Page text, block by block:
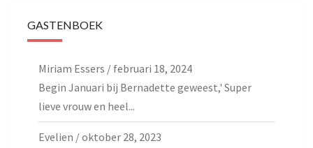
GASTENBOEK
Miriam Essers / februari 18, 2024
Begin Januari bij Bernadette geweest,' Super
lieve vrouw en heel...
Evelien /oktober 28, 2023